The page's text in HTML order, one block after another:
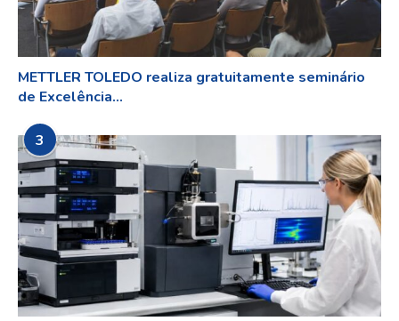
METTLER TOLEDO realiza gratuitamente seminário
de Excelência...
3